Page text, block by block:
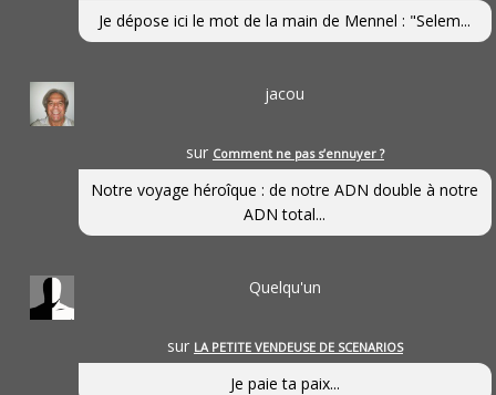
Je dépose ici le mot de la main de Mennel : "Selem...
jacou
sur Comment ne pas s’ennuyer ?
Notre voyage héroîque : de notre ADN double à notre
ADN total...
Quelqu'un
sur LA PETITE VENDEUSE DE SCENARIOS
Je paie ta paix...